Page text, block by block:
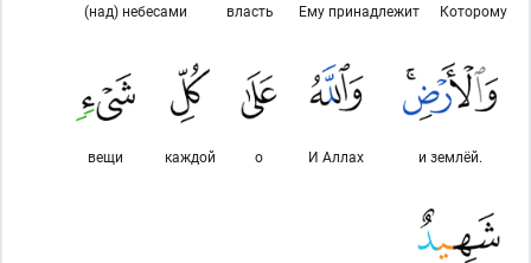
Которому
Ему принадлежит
власть
(над) небесами
и землёй.
И Аллах
о
каждой
вещи